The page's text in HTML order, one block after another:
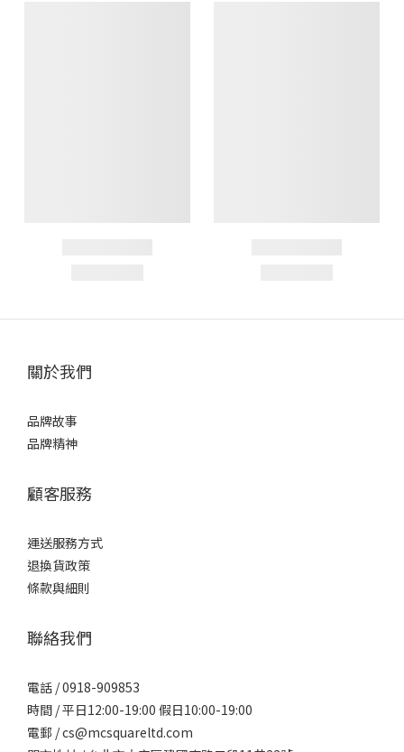
關於我們
品牌故事
品牌精神
顧客服務
運送服務方式
退換貨政策
條款與細則
聯絡我們
電話 / 0918-909853
時間 / 平日12:00-19:00 假日10:00-19:00
電郵 / cs@mcsquareltd.com